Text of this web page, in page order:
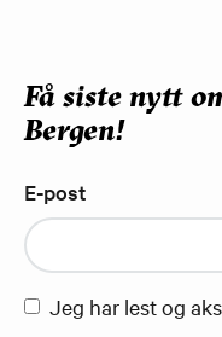
Få siste nytt
Bergen!
E-post
Jeg har lest og